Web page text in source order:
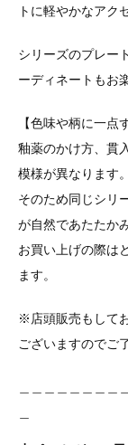
トに軽やかなアク
シリーズのプレー
ーディネートもお
【色味や柄に一点
釉薬のかけ方、貫
模様が異なります。
そのため同じシリ
が自然であたたか
お買い上げの際は
ます。
※店頭販売もして
ございますのでご